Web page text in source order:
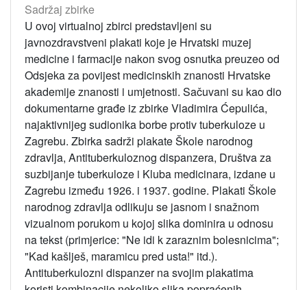
Sadržaj zbirke
U ovoj virtualnoj zbirci predstavljeni su
javnozdravstveni plakati koje je Hrvatski muzej
medicine i farmacije nakon svog osnutka preuzeo od
Odsjeka za povijest medicinskih znanosti Hrvatske
akademije znanosti i umjetnosti. Sačuvani su kao dio
dokumentarne građe iz zbirke Vladimira Ćepulića,
najaktivnijeg sudionika borbe protiv tuberkuloze u
Zagrebu. Zbirka sadrži plakate Škole narodnog
zdravlja, Antituberkuloznog dispanzera, Društva za
suzbijanje tuberkuloze i Kluba medicinara, izdane u
Zagrebu između 1926. i 1937. godine. Plakati Škole
narodnog zdravlja odlikuju se jasnom i snažnom
vizualnom porukom u kojoj slika dominira u odnosu
na tekst (primjerice: "Ne idi k zaraznim bolesnicima";
"Kad kašlješ, maramicu pred usta!" itd.).
Antituberkulozni dispanzer na svojim plakatima